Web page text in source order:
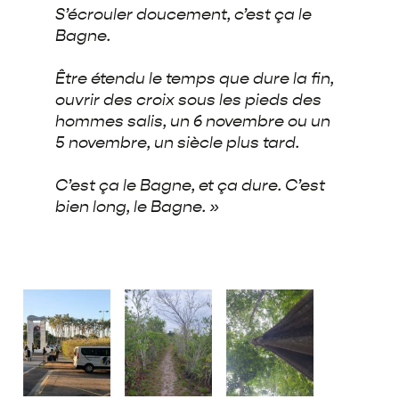
S’écrouler doucement, c’est ça le
Bagne.
Être étendu le temps que dure la fin,
ouvrir des croix sous les pieds des
hommes salis, un 6 novembre ou un
5 novembre, un siècle plus tard.
C’est ça le Bagne, et ça dure. C’est
bien long, le Bagne. »